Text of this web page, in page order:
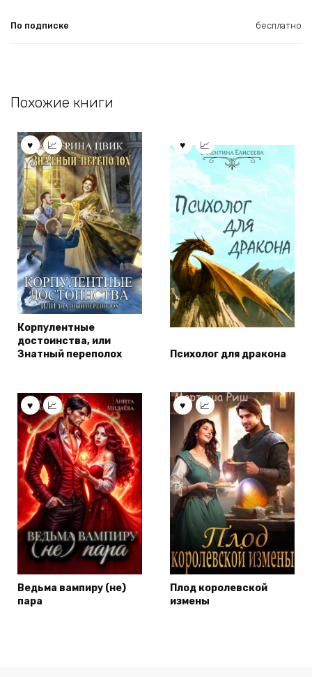
По подписке бесплатно
Похожие книги
Корпулентные
достоинства, или
Знатный переполох
Психолог для дракона
Ведьма вампиру (не)
пара
Плод королевской
измены